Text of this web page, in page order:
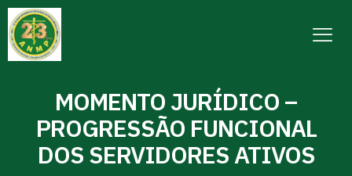
MOMENTO JURÍDICO –
PROGRESSÃO FUNCIONAL
DOS SERVIDORES ATIVOS